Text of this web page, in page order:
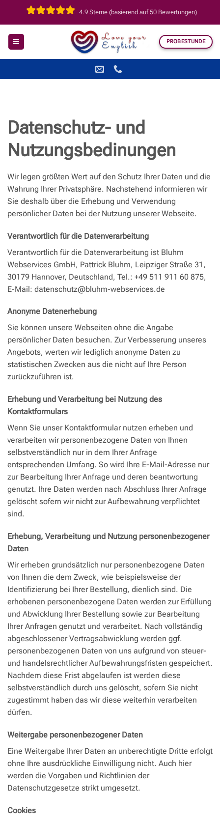
4.9 Sterne (basierend auf 50 Bewertungen)
PROBESTUNDE
Datenschutz- und
Nutzungsbedinungen
Wir legen größten Wert auf den Schutz Ihrer Daten und die
Wahrung Ihrer Privatsphäre. Nachstehend informieren wir
Sie deshalb über die Erhebung und Verwendung
persönlicher Daten bei der Nutzung unserer Webseite.
Verantwortlich für die Datenverarbeitung
Verantwortlich für die Datenverarbeitung ist Bluhm
Webservices GmbH, Pattrick Bluhm, Leipziger Straße 31,
30179 Hannover, Deutschland, Tel.: +49 511 911 60 875,
E-Mail: datenschutz@bluhm-webservices.de
Anonyme Datenerhebung
Sie können unsere Webseiten ohne die Angabe
persönlicher Daten besuchen. Zur Verbesserung unseres
Angebots, werten wir lediglich anonyme Daten zu
statistischen Zwecken aus die nicht auf Ihre Person
zurückzuführen ist.
Erhebung und Verarbeitung bei Nutzung des
Kontaktformulars
Wenn Sie unser Kontaktformular nutzen erheben und
verarbeiten wir personenbezogene Daten von Ihnen
selbstverständlich nur in dem Ihrer Anfrage
entsprechenden Umfang. So wird Ihre E-Mail-Adresse nur
zur Bearbeitung Ihrer Anfrage und deren beantwortung
genutzt. Ihre Daten werden nach Abschluss Ihrer Anfrage
gelöscht sofern wir nicht zur Aufbewahrung verpflichtet
sind.
Erhebung, Verarbeitung und Nutzung personenbezogener
Daten
Wir erheben grundsätzlich nur personenbezogene Daten
von Ihnen die dem Zweck, wie beispielsweise der
Identifizierung bei Ihrer Bestellung, dienlich sind. Die
erhobenen personenbezogene Daten werden zur Erfüllung
und Abwicklung Ihrer Bestellung sowie zur Bearbeitung
Ihrer Anfragen genutzt und verarbeitet. Nach vollständig
abgeschlossener Vertragsabwicklung werden ggf.
personenbezogenen Daten von uns aufgrund von steuer-
und handelsrechtlicher Aufbewahrungsfristen gespeichert.
Nachdem diese Frist abgelaufen ist werden diese
selbstverständlich durch uns gelöscht, sofern Sie nicht
zugestimmt haben das wir diese weiterhin verarbeiten
dürfen.
Weitergabe personenbezogener Daten
Eine Weitergabe Ihrer Daten an unberechtigte Dritte erfolgt
ohne Ihre ausdrückliche Einwilligung nicht. Auch hier
werden die Vorgaben und Richtlinien der
Datenschutzgesetze strikt umgesetzt.
Cookies